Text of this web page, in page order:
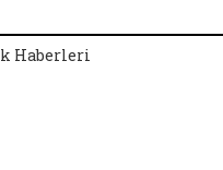
Haberleri